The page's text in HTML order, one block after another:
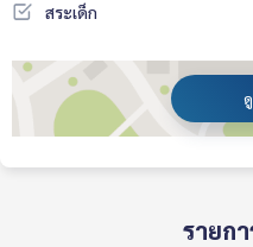
สระเด็ก
รายกา